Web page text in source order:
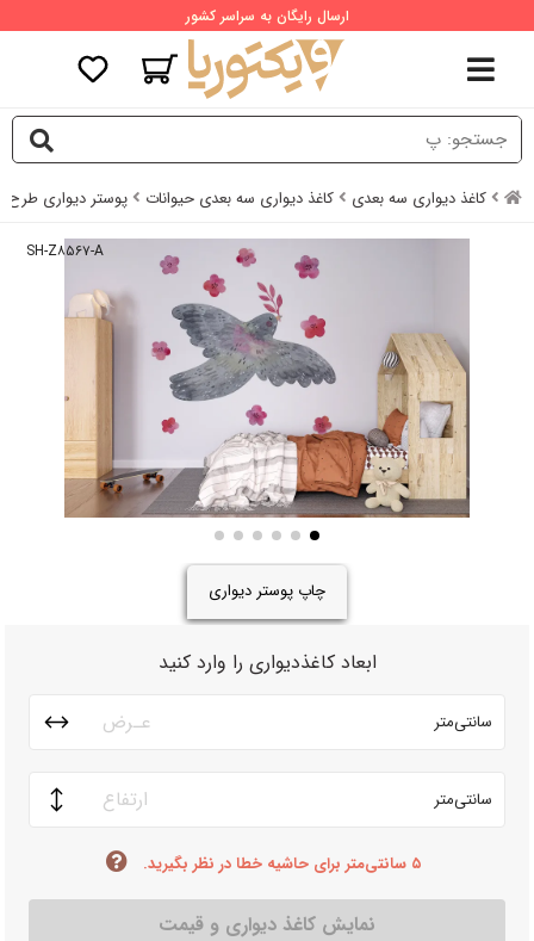
ارسال رایگان به سراسر کشور
کاغذ دیواری سه بعدی کاغذ دیواری سه بعدی حیوانات پوستر دیواری طرح
SH-Z۸۵۶۷-A
چاپ پوستر دیواری
ابعاد کاغذدیواری را وارد کنید
سانتی‌متر
سانتی‌متر
۵ سانتی‌متر برای حاشیه خطا در نظر بگیرید.
نمایش کاغذ دیواری و قیمت